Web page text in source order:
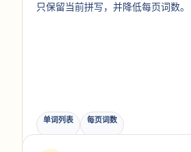
只保留当前拼写，并降低每页词数。
单词列表 每页词数